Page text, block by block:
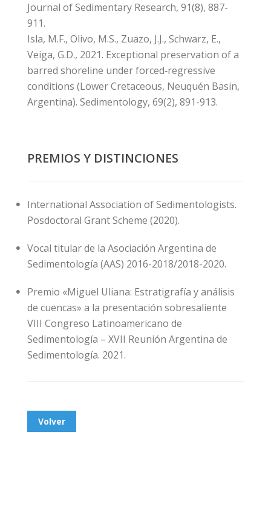
Journal of Sedimentary Research, 91(8), 887-
911.
Isla, M.F., Olivo, M.S., Zuazo, J.J., Schwarz, E.,
Veiga, G.D., 2021. Exceptional preservation of a
barred shoreline under forced‐regressive
conditions (Lower Cretaceous, Neuquén Basin,
Argentina). Sedimentology, 69(2), 891-913.
PREMIOS Y DISTINCIONES
International Association of Sedimentologists.
Posdoctoral Grant Scheme (2020).
Vocal titular de la Asociación Argentina de
Sedimentología (AAS) 2016-2018/2018-2020.
Premio «Miguel Uliana: Estratigrafía y análisis
de cuencas» a la presentación sobresaliente
VIII Congreso Latinoamericano de
Sedimentología – XVII Reunión Argentina de
Sedimentología. 2021.
Volver